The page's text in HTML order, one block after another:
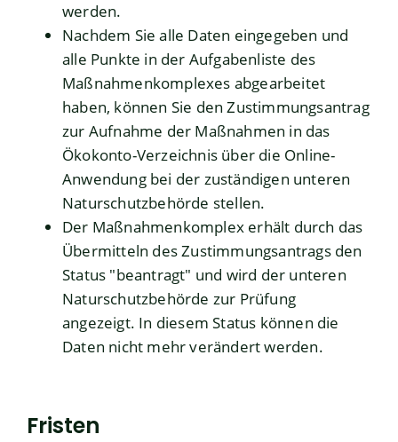
werden.
Nachdem Sie alle Daten eingegeben und
alle Punkte in der Aufgabenliste des
Maßnahmenkomplexes abgearbeitet
haben, können Sie den Zustimmungsantrag
zur Aufnahme der Maßnahmen in das
Ökokonto-Verzeichnis über die Online-
Anwendung bei der zuständigen unteren
Naturschutzbehörde stellen.
Der Maßnahmenkomplex erhält durch das
Übermitteln des Zustimmungsantrags den
Status "beantragt" und wird der unteren
Naturschutzbehörde zur Prüfung
angezeigt. In diesem Status können die
Daten nicht mehr verändert werden.
Fristen